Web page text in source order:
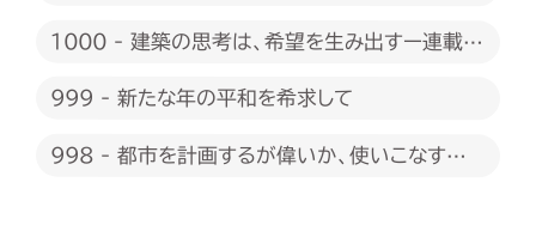
1000 - 建築の思考は、希望を生み出すー連載
999 - 新たな年の平和を希求して
998 - 都市を計画するが偉いか、使いこなすが